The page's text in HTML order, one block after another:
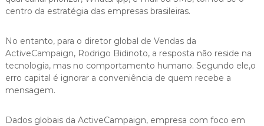
centro da estratégia das empresas brasileiras.
No entanto, para o diretor global de Vendas da
ActiveCampaign, Rodrigo Bidinoto, a resposta não reside na
tecnologia, mas no comportamento humano. Segundo ele,o
erro capital é ignorar a conveniência de quem recebe a
mensagem.
Dados globais da ActiveCampaign, empresa com foco em